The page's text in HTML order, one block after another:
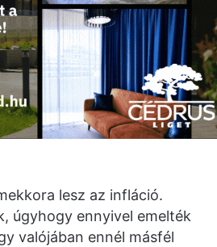
lesz az infláció.
úgyhogy ennyivel emelték
valójában ennél másfél